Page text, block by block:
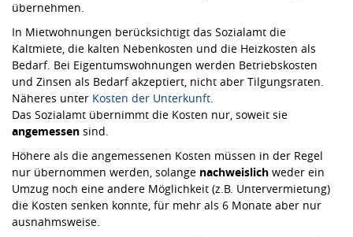
übernehmen.
In Mietwohnungen berücksichtigt das Sozialamt die
Kaltmiete, die kalten Nebenkosten und die Heizkosten als
Bedarf. Bei Eigentumswohnungen werden Betriebskosten
und Zinsen als Bedarf akzeptiert, nicht aber Tilgungsraten.
Näheres unter Kosten der Unterkunft
Das Sozialamt übernimmt die Kosten nur, soweit sie
angemessen sind.
Höhere als die angemessenen Kosten müssen in der Regel
nur übernommen werden, solange nachweislich weder ein
Umzug noch eine andere Möglichkeit (z.B. Untervermietung)
die Kosten senken konnte, für mehr als 6 Monate aber nur
ausnahmsweise.